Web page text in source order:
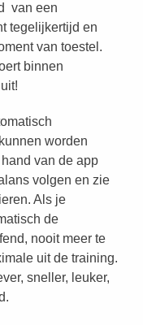
van een
tegelijkertijd en
van toestel.
binnen
worden
van de app
volgen en zie
Als je
de
nooit meer te
uit de training.
sneller, leuker,